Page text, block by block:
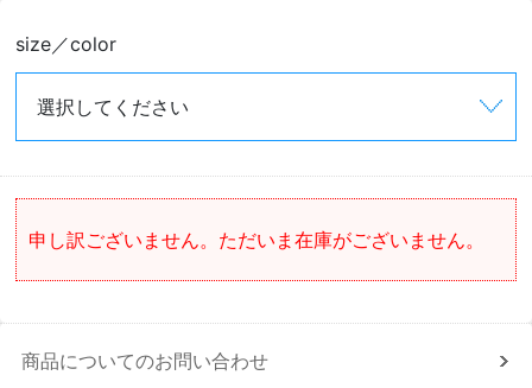
size／color
申し訳ございません。ただいま在庫がございません。
商品についてのお問い合わせ